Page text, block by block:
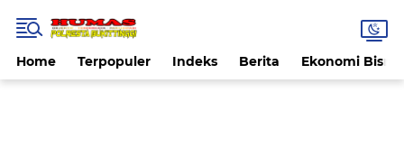
Home Terpopuler Indeks Berita Ekonomi Bisnis